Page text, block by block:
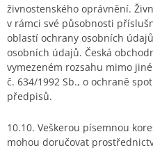
živnostenského oprávnění.
v rámci své působnosti
oblastí ochrany osobních
osobních údajů. Česká
vymezeném rozsahu mimo
č. 634/1992 Sb., o ochraně
předpisů.
10.10. Veškerou písemnou
mohou doručovat